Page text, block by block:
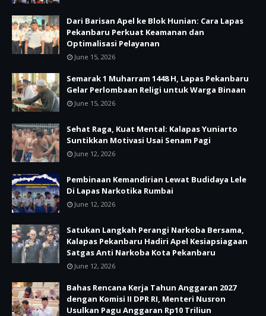
Dari Barisan Apel ke Blok Hunian: Cara Lapas
Pekanbaru Perkuat Keamanan dan
Optimalisasi Pelayanan
June 15, 2026
Semarak 1 Muharram 1448 H, Lapas Pekanbaru
Gelar Perlombaan Religi untuk Warga Binaan
June 15, 2026
Sehat Raga, Kuat Mental: Kalapas Yuniarto
Suntikkan Motivasi Usai Senam Pagi
June 12, 2026
Pembinaan Kemandirian Lewat Budidaya Lele
Di Lapas Narkotika Rumbai
June 12, 2026
Satukan Langkah Perangi Narkoba Bersama,
Kalapas Pekanbaru Hadiri Apel Kesiapsiagaan
Satgas Anti Narkoba Kota Pekanbaru
June 12, 2026
Bahas Rencana Kerja Tahun Anggaran 2027
dengan Komisi II DPR RI, Menteri Nusron
Usulkan Pagu Anggaran Rp10 Triliun